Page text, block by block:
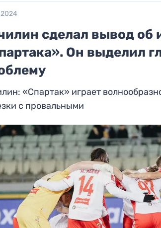
сделал вывод об
Он выделил
«Спартак» играет
с провальными